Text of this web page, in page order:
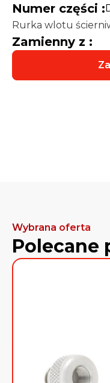
Numer części :
Rurka wlotu
Zamienny z :
Wybrana oferta
Polecane